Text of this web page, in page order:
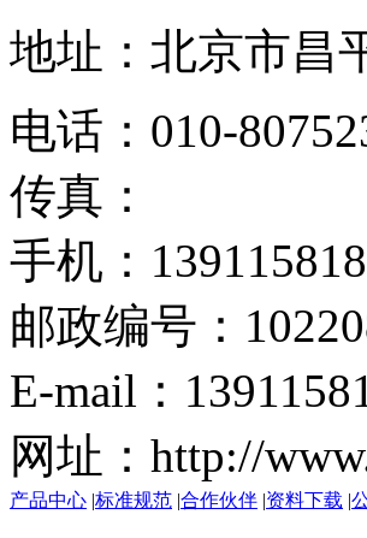
地址：北京市昌
电话：010-
传真：
手机：
邮政编号：
E-mail：
网址：http://
产品中心 标准规范 合作伙伴 资料下载